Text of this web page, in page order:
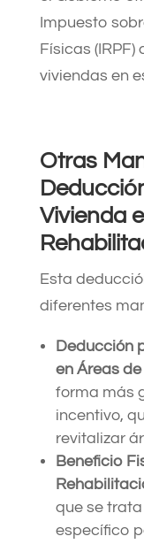
Impuesto
Físicas
viviendas en
Otras
Vivienda
Esta
diferentes
Deducción
en Áreas
forma más
incentivo,
revitalizar
Beneficio
que se
específico